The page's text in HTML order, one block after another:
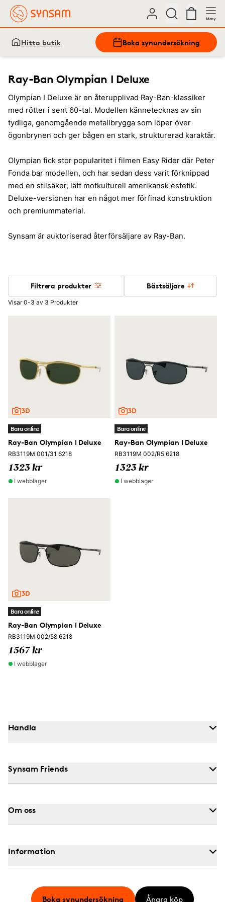
Meny
Hitta butik Boka synundersökning
Ray-Ban Olympian I Deluxe
Olympian I Deluxe är en återupplivad Ray-Ban-klassiker
med rötter i sent 60-tal. Modellen kännetecknas av sin
tydliga, genomgående metallbrygga som löper över
ögonbrynen och ger bågen en stark, strukturerad karaktär.
Olympian fick stor popularitet i filmen Easy Rider där Peter
Fonda bar modellen, och har sedan dess varit förknippad
med en stilsäker, lätt motkulturell amerikansk estetik.
Deluxe-versionen har en något mer förfinad konstruktion
och premiummaterial.
Synsam är auktoriserad återförsäljare av Ray-Ban.
Filtrera produkter Bästsäljare
Visar 0-3 av 3 Produkter
Bara online
Ray-Ban Olympian I Deluxe
RB3119M 001/31 6218
1323 kr
I webblager
Bara online
Ray-Ban Olympian I Deluxe
RB3119M 002/R5 6218
1323 kr
I webblager
Bara online
Ray-Ban Olympian I Deluxe
RB3119M 002/58 6218
1567 kr
I webblager
Handla
Synsam Friends
Om oss
Information
Boka synundersökning Ångra köp